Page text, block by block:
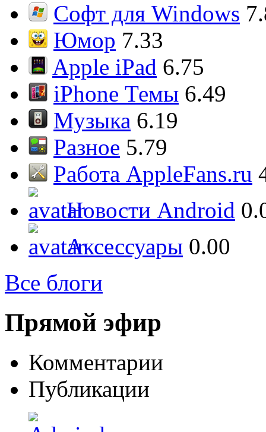
Софт для Windows
Юмор 7.33
Apple iPad 6.75
iPhone Темы 6.49
Музыка 6.19
Разное 5.79
Работа AppleFans.ru
Новости Android
Аксессуары 0.00
Все блоги
Прямой эфир
Комментарии
Публикации